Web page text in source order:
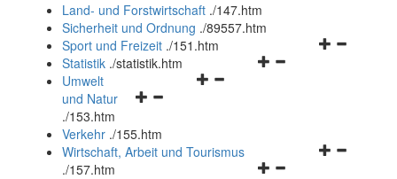
und
schließen
Land- und Forstwirtschaft ./147.htm
Sicherheit und Ordnung ./89557.htm
Navigationsmenü
Sport und Freizeit ./151.htm
Navigationsmenü
Statistik ./statistik.htm
Navigationsmenü
und
schließen
Umwelt
und Natur
./153.htm
Verkehr ./155.htm
Navigationsmenü
Wirtschaft, Arbeit und Tourismus
./157.htm